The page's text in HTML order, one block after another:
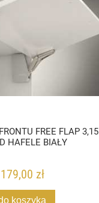
FREE FLAP 3,15
HAFELE BIAŁY
179,00 zł
koszyka